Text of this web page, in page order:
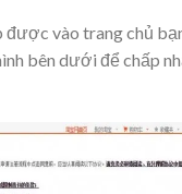
được vào trang chủ
bên dưới để chấp